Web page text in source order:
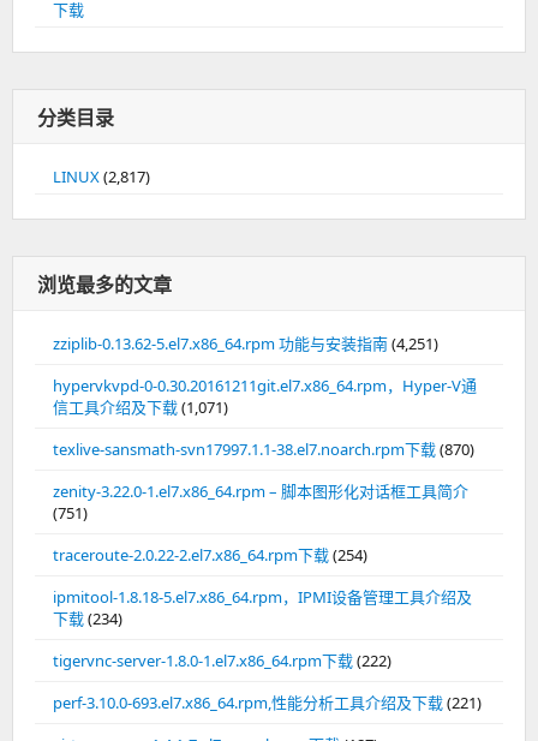
下载
分类目录
LINUX(2,817)
浏览最多的文章
zziplib-0.13.62-5.el7.x86_64.rpm 功能与安装指南(4,251)
hypervkvpd-0-0.30.20161211git.el7.x86_64.rpm，Hyper-V通
信工具介绍及下载(1,071)
texlive-sansmath-svn17997.1.1-38.el7.noarch.rpm下载(870)
zenity-3.22.0-1.el7.x86_64.rpm – 脚本图形化对话框工具简介
(751)
traceroute-2.0.22-2.el7.x86_64.rpm下载(254)
ipmitool-1.8.18-5.el7.x86_64.rpm，IPMI设备管理工具介绍及
下载(234)
tigervnc-server-1.8.0-1.el7.x86_64.rpm下载(222)
perf-3.10.0-693.el7.x86_64.rpm,性能分析工具介绍及下载(221)